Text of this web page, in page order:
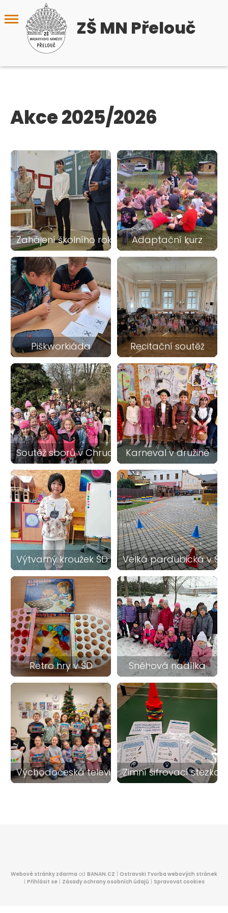
ZŠ MN Přelouč
Akce 2025/2026
Zahájení školního roku
4
Adaptační kurz
4
Piškworkiáda
5
Recitační soutěž
Soutěž sborů v Chrudimi
5
Karneval v družině
28
Výtvarný kroužek ŠD - kočky
16
Velká pardubická v ŠD
14
Retro hry v ŠD
15
Sněhová nadílka
20
Východočeská televize V1
2
Zimní šifrovací stezka
28
Webové stránky zdarma od BANAN.CZ | Ostravski Tvorba webových stránek
| Přihlásit se| Zásady ochrany osobních údajů | Spravovat cookies